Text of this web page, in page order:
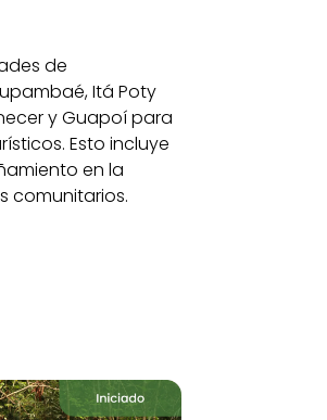
de
Itá Poty
y Guapoí para
Esto incluye
en la
comunitarios.